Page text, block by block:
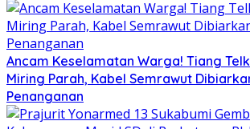
Ancam Keselamatan Warga! Tiang
Miring Parah, Kabel Semrawut
Penanganan